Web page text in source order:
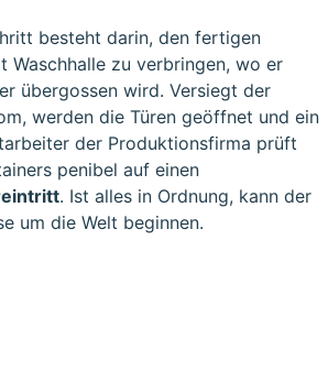
besteht darin, den fertigen
Waschhalle zu verbringen, wo er
übergossen wird. Versiegt der
werden die Türen geöffnet und ein
der Produktionsfirma prüft
penibel auf einen
. Ist alles in Ordnung, kann der
um die Welt beginnen.